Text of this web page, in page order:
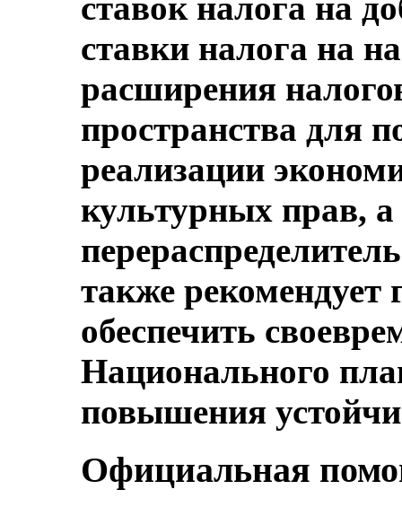
ставки налога на
расширения
пространства для
реализации
культурных прав, а
также рекомендует
обеспечить
Национального
повышения
Официальная